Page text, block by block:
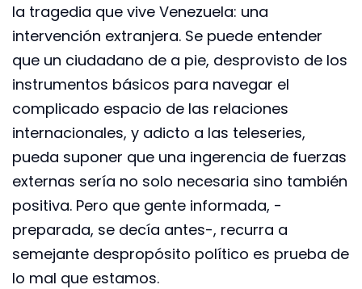
la tragedia que vive Venezuela: una
intervención extranjera. Se puede entender
que un ciudadano de a pie, desprovisto de los
instrumentos básicos para navegar el
complicado espacio de las relaciones
internacionales, y adicto a las teleseries,
pueda suponer que una ingerencia de fuerzas
externas sería no solo necesaria sino también
positiva. Pero que gente informada, -
preparada, se decía antes-, recurra a
semejante despropósito político es prueba de
lo mal que estamos.